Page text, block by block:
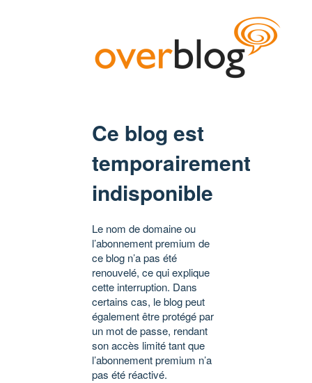
Ce blog est
temporairement
indisponible
Le nom de domaine ou
l’abonnement premium de
ce blog n’a pas été
renouvelé, ce qui explique
cette interruption. Dans
certains cas, le blog peut
également être protégé par
un mot de passe, rendant
son accès limité tant que
l’abonnement premium n’a
pas été réactivé.